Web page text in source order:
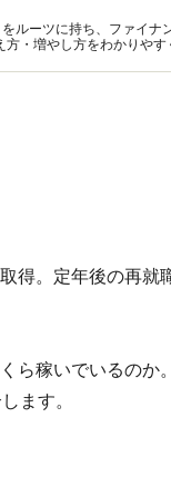
ルーツに持ち、ファイナ
・増やし方をわかりや
得。定年後の再就
ら稼いでいるのか
ます。